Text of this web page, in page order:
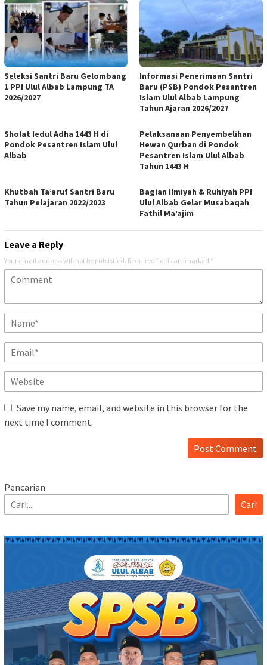
Seleksi Santri Baru Gelombang
1 PPI Ulul Albab Lampung TA
2026/2027
Informasi Penerimaan Santri
Baru (PSB) Pondok Pesantren
Islam Ulul Albab Lampung
Tahun Ajaran 2026/2027
Sholat Iedul Adha 1443 H di
Pondok Pesantren Islam Ulul
Albab
Pelaksanaan Penyembelihan
Hewan Qurban di Pondok
Pesantren Islam Ulul Albab
Tahun 1443 H
Khutbah Ta’aruf Santri Baru
Tahun Pelajaran 2022/2023
Bagian Ilmiyah & Ruhiyah PPI
Ulul Albab Gelar Musabaqah
Fathil Ma’ajim
Leave a Reply
Your email address will not be published. Required fields are marked *
Save my name, email, and website in this browser for the
next time I comment.
Pencarian
Cari